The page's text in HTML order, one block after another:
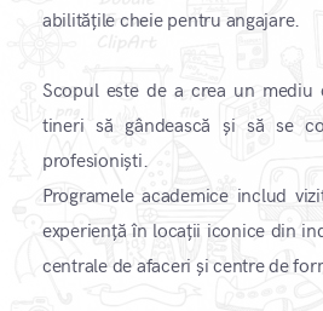
abilitățile cheie pentru angajare. ​
Scopul este de a crea un mediu
tineri să gândească și să se
profesioniști.
Programele academice includ
experiență în locații iconice din
centrale de afaceri și centre de